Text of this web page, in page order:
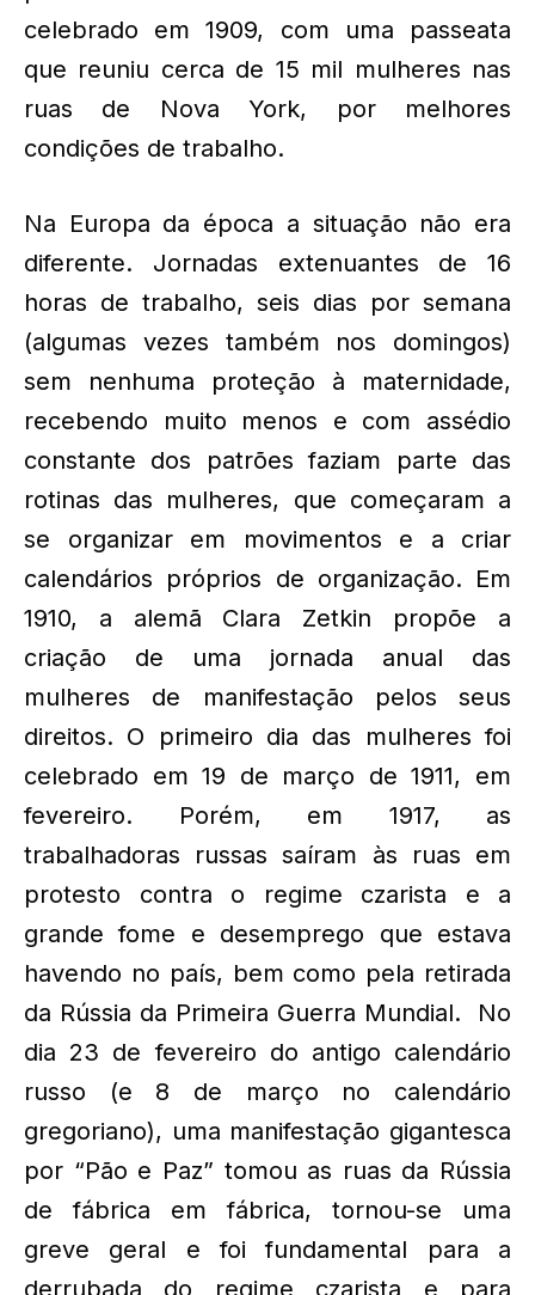
celebrado em 1909, com uma passeata
que reuniu cerca de 15 mil mulheres nas
ruas de Nova York, por melhores
condições de trabalho.
Na Europa da época a situação não era
diferente. Jornadas extenuantes de 16
horas de trabalho, seis dias por semana
(algumas vezes também nos domingos)
sem nenhuma proteção à maternidade,
recebendo muito menos e com assédio
constante dos patrões faziam parte das
rotinas das mulheres, que começaram a
se organizar em movimentos e a criar
calendários próprios de organização. Em
1910, a alemã Clara Zetkin propõe a
criação de uma jornada anual das
mulheres de manifestação pelos seus
direitos. O primeiro dia das mulheres foi
celebrado em 19 de março de 1911, em
fevereiro. Porém, em 1917, as
trabalhadoras russas saíram às ruas em
protesto contra o regime czarista e a
grande fome e desemprego que estava
havendo no país, bem como pela retirada
da Rússia da Primeira Guerra Mundial. No
dia 23 de fevereiro do antigo calendário
russo (e 8 de março no calendário
gregoriano), uma manifestação gigantesca
por “Pão e Paz” tomou as ruas da Rússia
de fábrica em fábrica, tornou-se uma
greve geral e foi fundamental para a
derrubada do regime czarista e para